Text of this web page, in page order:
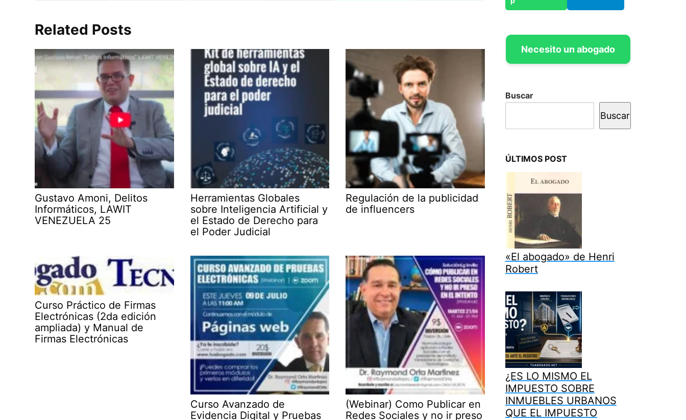
Related Posts
Gustavo Amoni, Delitos
Informáticos, LAWIT
VENEZUELA 25
Herramientas Globales
sobre Inteligencia Artificial y
el Estado de Derecho para
el Poder Judicial
Regulación de la publicidad
de influencers
Curso Práctico de Firmas
Electrónicas (2da edición
ampliada) y Manual de
Firmas Electrónicas
Curso Avanzado de
Evidencia Digital y Pruebas
(Webinar) Como Publicar en
Redes Sociales y no ir preso
Necesito un abogado
Buscar
Buscar
ÚLTIMOS POST
«El abogado» de Henri
Robert
¿ES LO MISMO EL
IMPUESTO SOBRE
INMUEBLES URBANOS
QUE EL IMPUESTO